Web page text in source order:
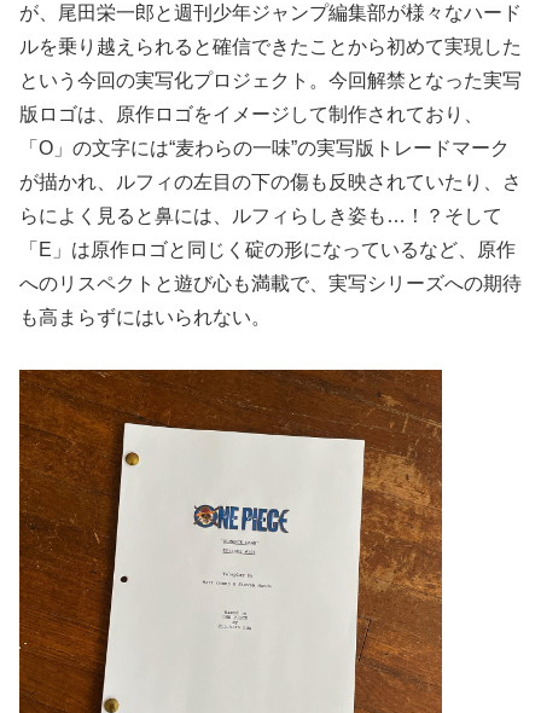
が、尾田栄一郎と週刊少年ジャンプ編集部が様々なハード
ルを乗り越えられると確信できたことから初めて実現した
という今回の実写化プロジェクト。今回解禁となった実写
版ロゴは、原作ロゴをイメージして制作されており、
「O」の文字には“麦わらの一味”の実写版トレードマーク
が描かれ、ルフィの左目の下の傷も反映されていたり、さ
らによく見ると鼻には、ルフィらしき姿も…！？そして
「E」は原作ロゴと同じく碇の形になっているなど、原作
へのリスペクトと遊び心も満載で、実写シリーズへの期待
も高まらずにはいられない。